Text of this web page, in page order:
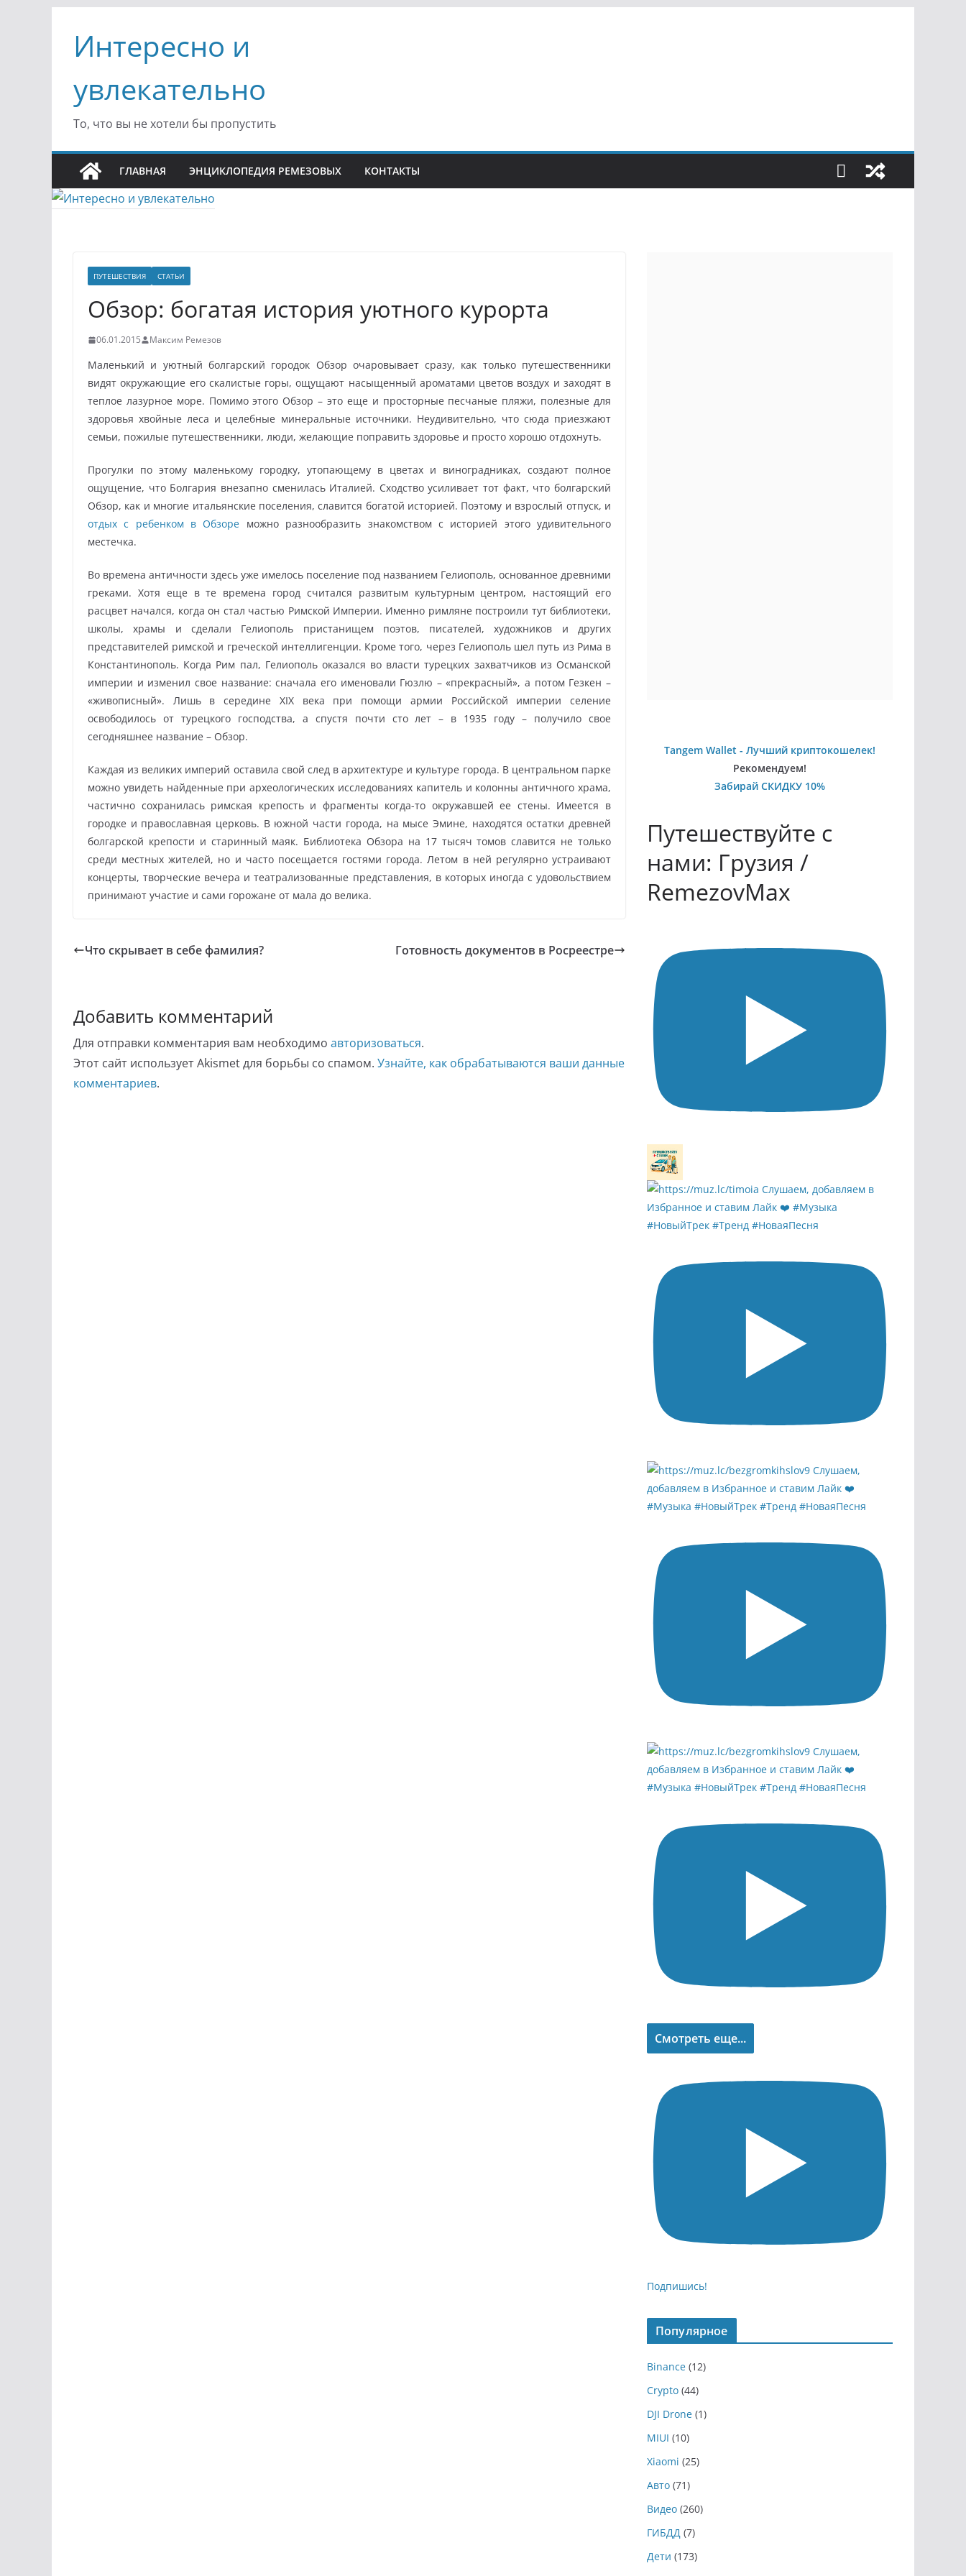
содержимому
Интересно и
увлекательно
То, что вы не хотели бы пропустить
ГЛАВНАЯ ЭНЦИКЛОПЕДИЯ РЕМЕЗОВЫХ КОНТАКТЫ
ПУТЕШЕСТВИЯ СТАТЬИ
Обзор: богатая история уютного курорта
06.01.2015 Максим Ремезов
Маленький и уютный болгарский городок Обзор очаровывает сразу, как только путешественники
видят окружающие его скалистые горы, ощущают насыщенный ароматами цветов воздух и заходят в
теплое лазурное море. Помимо этого Обзор – это еще и просторные песчаные пляжи, полезные для
здоровья хвойные леса и целебные минеральные источники. Неудивительно, что сюда приезжают
семьи, пожилые путешественники, люди, желающие поправить здоровье и просто хорошо отдохнуть.
Прогулки по этому маленькому городку, утопающему в цветах и виноградниках, создают полное
ощущение, что Болгария внезапно сменилась Италией. Сходство усиливает тот факт, что болгарский
Обзор, как и многие итальянские поселения, славится богатой историей. Поэтому и взрослый отпуск, и
отдых с ребенком в Обзоре можно разнообразить знакомством с историей этого удивительного
местечка.
Во времена античности здесь уже имелось поселение под названием Гелиополь, основанное древними
греками. Хотя еще в те времена город считался развитым культурным центром, настоящий его
расцвет начался, когда он стал частью Римской Империи. Именно римляне построили тут библиотеки,
школы, храмы и сделали Гелиополь пристанищем поэтов, писателей, художников и других
представителей римской и греческой интеллигенции. Кроме того, через Гелиополь шел путь из Рима в
Константинополь. Когда Рим пал, Гелиополь оказался во власти турецких захватчиков из Османской
империи и изменил свое название: сначала его именовали Гюзлю – «прекрасный», а потом Гезкен –
«живописный». Лишь в середине XIX века при помощи армии Российской империи селение
освободилось от турецкого господства, а спустя почти сто лет – в 1935 году – получило свое
сегодняшнее название – Обзор.
Каждая из великих империй оставила свой след в архитектуре и культуре города. В центральном парке
можно увидеть найденные при археологических исследованиях капитель и колонны античного храма,
частично сохранилась римская крепость и фрагменты когда-то окружавшей ее стены. Имеется в
городке и православная церковь. В южной части города, на мысе Эмине, находятся остатки древней
болгарской крепости и старинный маяк. Библиотека Обзора на 17 тысяч томов славится не только
среди местных жителей, но и часто посещается гостями города. Летом в ней регулярно устраивают
концерты, творческие вечера и театрализованные представления, в которых иногда с удовольствием
принимают участие и сами горожане от мала до велика.
Что скрывает в себе фамилия? Готовность документов в Росреестре
Добавить комментарий
Для отправки комментария вам необходимо авторизоваться.
Этот сайт использует Akismet для борьбы со спамом. Узнайте, как обрабатываются ваши данные
комментариев.
Tangem Wallet - Лучший криптокошелек!
Рекомендуем!
Забирай СКИДКУ 10%
Путешествуйте с
нами: Грузия /
RemezovMax
Смотреть еще...
Подпишись!
Популярное
Binance (12)
Crypto (44)
DJI Drone (1)
MIUI (10)
Xiaomi (25)
Авто (71)
Видео (260)
ГИБДД (7)
Дети (173)